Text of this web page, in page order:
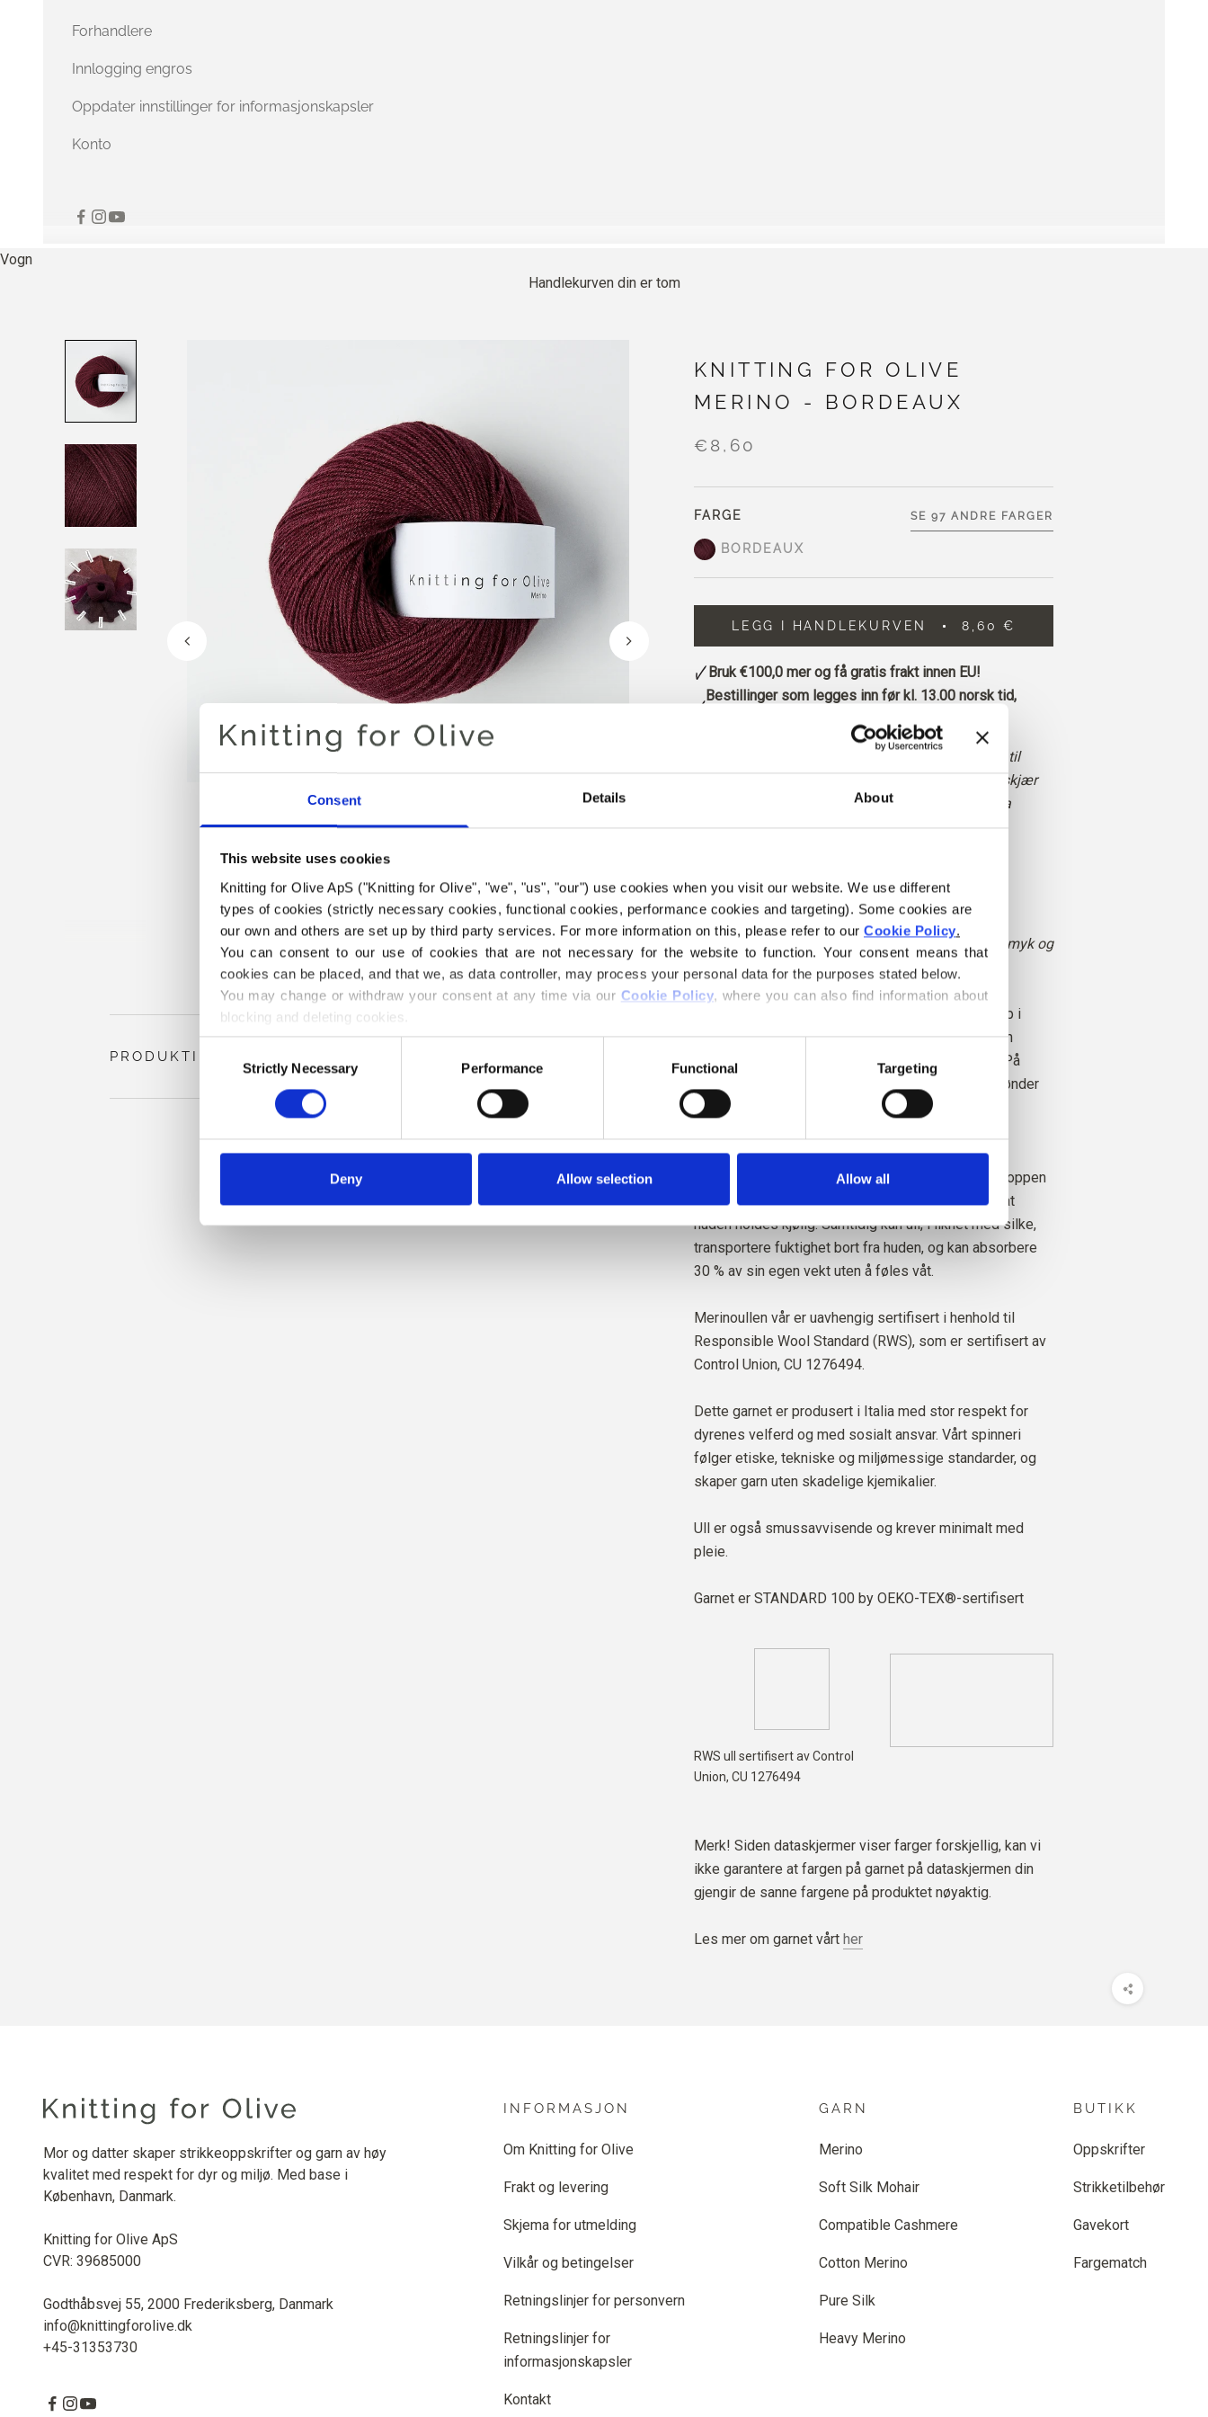
Consent Details About
This website uses cookies
Knitting for Olive ApS ("Knitting for Olive", "we", "us", "our") use cookies when you visit our website. We use different
types of cookies (strictly necessary cookies, functional cookies, performance cookies and targeting). Some cookies are
our own and others are set up by third party services. For more information on this, please refer to our Cookie Policy.
You can consent to our use of cookies that are not necessary for the website to function. Your consent means that
cookies can be placed, and that we, as data controller, may process your personal data for the purposes stated below.
You may change or withdraw your consent at any time via our Cookie Policy, where you can also find information about
blocking and deleting cookies.
SelectionStrictly Necessary Performance Functional Targeting
Deny Allow selection Allow all
Forhandlere
Innlogging engros
Oppdater innstillinger for informasjonskapsler
Konto
Vogn
Handlekurven din er tom
KNITTING FOR OLIVE
MERINO - BORDEAUX
€8,60
FARGE
BORDEAUX
SE 97 ANDRE FARGER
LEGG I HANDLEKURVEN 8,60 €
Bruk€100,0 mer og få gratis frakt innen EU!
Bestillinger som legges inn før kl. 13.00 norsk tid,
Bordeaux er en mørk, myk rød farge med nøytrale til
svakt kjølige undertoner. Den har et tydelig brunt skjær
og et snev av plum. Den har mer rødbrune enn lilla
nyanser, og fremstår som dyp og fyldig.
Fargesesongen : Mørk høst
: Mørk vinter
Selv om fargen har en litt kjølig undertone, er den myk og
nøytral nok til å passe best til «Dark Autumn».
Merinoullen vår kommer fra sauer som er avlet opp i
Patagonia, der mulesing ikke praktiseres. Ullen kan
spores direkte tilbake til gården den kommer fra. På
denne måten vet vi nøyaktig hvilken gård, hvilke bønder
og hvilke sauer som har laget ullen vår.
Merinoull har mange gode egenskaper. Den er
temperaturregulerende. Det vil si at ullen holder kroppen
varm i kaldt vær, og frigjør varme i varmt vær, slik at
huden holdes kjølig. Samtidig kan ull, i likhet med silke,
transportere fuktighet bort fra huden, og kan absorbere
30 % av sin egen vekt uten å føles våt.
Merinoullen vår er uavhengig sertifisert i henhold til
Responsible Wool Standard (RWS), som er sertifisert av
Control Union, CU 1276494.
Dette garnet er produsert i Italia med stor respekt for
dyrenes velferd og med sosialt ansvar. Vårt spinneri
følger etiske, tekniske og miljømessige standarder, og
skaper garn uten skadelige kjemikalier.
Ull er også smussavvisende og krever minimalt med
pleie.
Garnet er STANDARD 100 by OEKO-TEX®-sertifisert
RWS ull sertifisert av Control
Union, CU 1276494
Merk! Siden dataskjermer viser farger forskjellig, kan vi
ikke garantere at fargen på garnet på dataskjermen din
gjengir de sanne fargene på produktet nøyaktig.
Les mer om garnet vårt her
PRODUKTINFORMASJON
Mor og datter skaper strikkeoppskrifter og garn av høy
kvalitet med respekt for dyr og miljø. Med base i
København, Danmark.
Knitting for Olive ApS
CVR: 39685000
Godthåbsvej 55, 2000 Frederiksberg, Danmark
info@knittingforolive.dk
+45-31353730
INFORMASJON
Om Knitting for Olive
Frakt og levering
Skjema for utmelding
Vilkår og betingelser
Retningslinjer for personvern
Retningslinjer for
informasjonskapsler
Kontakt
GARN
Merino
Soft Silk Mohair
Compatible Cashmere
Cotton Merino
Pure Silk
Heavy Merino
BUTIKK
Oppskrifter
Strikketilbehør
Gavekort
Fargematch